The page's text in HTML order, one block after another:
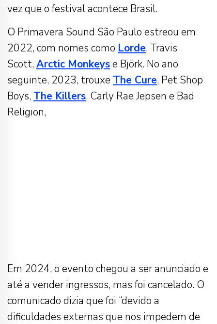
vez que o festival acontece Brasil.
O Primavera Sound São Paulo estreou em
2022, com nomes como Lorde, Travis
Scott, Arctic Monkeyse Björk. No ano
seguinte, 2023, trouxe The Cure, Pet Shop
Boys, The Killers, Carly Rae Jepsen e Bad
Religion,
Em 2024, o evento chegou a ser anunciado e
até a vender ingressos, mas foi cancelado. O
comunicado dizia que foi “devido a
dificuldades externas que nos impedem de